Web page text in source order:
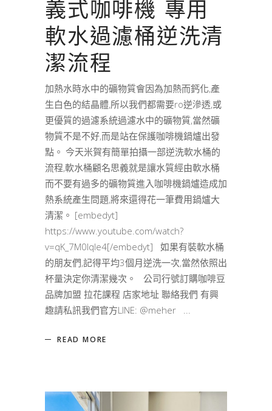
義式咖啡機 專用
軟水過濾桶逆洗清
潔流程
加熱水時水中的礦物質會因為加熱而鈣化,產
生白色的結晶體,所以我們都需要ro逆滲透,或
更優質的過濾系統過濾水中的礦物質,當然礦
物質不是不好,而是站在保護咖啡機鍋爐出發
點。 今天米賀有簡單拍攝一部逆洗軟水桶的
流程,軟水桶顧名思義就是讓水質經由軟水桶
而不要有過多的礦物質進入咖啡機鍋爐造成加
熱系統產生問題,將來還得花一筆費用鍋爐大
清潔。 [embedyt]
https://www.youtube.com/watch?
v=qK_7M0lqIe4[/embedyt] 如果有裝軟水桶
的朋友們,記得平均3個月逆洗一次,當然依照出
杯量決定你清潔幾次。 公司行號訂購咖啡豆
品牌加盟 拉花課程 店家地址 聯絡我們 有興
趣請私訊我們官方LINE: @meher
READ MORE